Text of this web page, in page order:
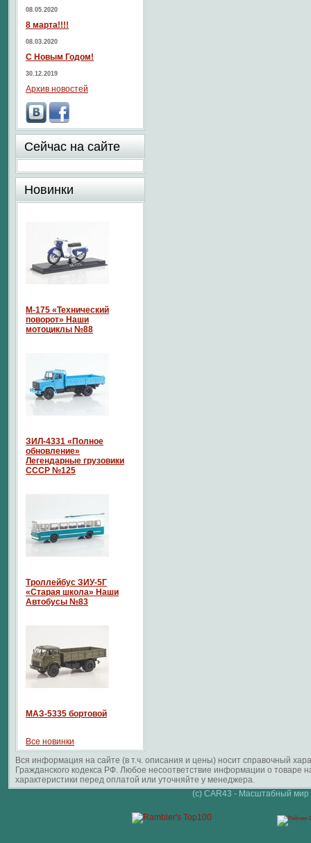
08.05.2020
8 марта!!!!
08.03.2020
С Новым Годом!
30.12.2019
Архив новостей
Сейчас на сайте
Новинки
М-175 «Технический
поворот» Наши
мотоциклы №88
ЗИЛ-4331 «Полное
обновление»
Легендарные грузовики
СССР №125
Троллейбус ЗИУ-5Г
«Старая школа» Наши
Автобусы №83
МАЗ-5335 бортовой
Все новинки
Вся информация на сайте (в т.ч. описания и цены) носит справочный
Гражданского кодекса РФ. Любое несоответствие информации о
характеристики перед оплатой или уточняйте у менеджера.
(c) CAR43 - Масштабный мир